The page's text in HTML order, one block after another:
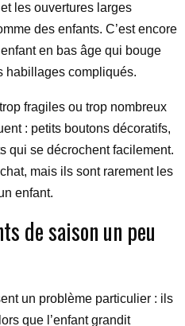
les ouvertures larges
des enfants. C’est encore
en bas âge qui bouge
habillages compliqués.
fragiles ou trop nombreux
: petits boutons décoratifs,
qui se décrochent facilement.
mais ils sont rarement les
enfant.
de saison un peu
un problème particulier : ils
que l’enfant grandit